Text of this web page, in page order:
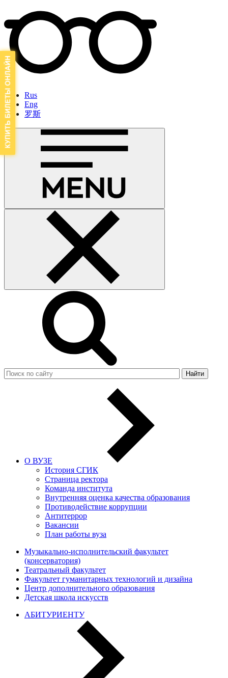
Rus
Eng
罗斯
Найти
О ВУЗЕ
История СГИК
Страница ректора
Команда института
Внутренняя оценка качества образования
Противодействие коррупции
Антитеррор
Вакансии
План работы вуза
Музыкально-исполнительский факультет
(консерватория)
Театральный факультет
Факультет гуманитарных технологий и дизайна
Центр дополнительного образования
Детская школа искусств
АБИТУРИЕНТУ